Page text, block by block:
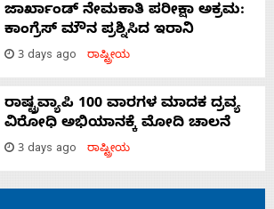
ಜಾರ್ಖಾಂಡ್‌ ನೇಮಕಾತಿ ಪರೀಕ್ಷಾ ಅಕ್ರಮ:
ಕಾಂಗ್ರೆಸ್‌ ಮೌನ ಪ್ರಶ್ನಿಸಿದ ಇರಾನಿ
3 days ago ರಾಷ್ಟ್ರೀಯ
ರಾಷ್ಟ್ರವ್ಯಾಪಿ 100 ವಾರಗಳ ಮಾದಕ ದ್ರವ್ಯ
ವಿರೋಧಿ ಅಭಿಯಾನಕ್ಕೆ ಮೋದಿ ಚಾಲನೆ
3 days ago ರಾಷ್ಟ್ರೀಯ